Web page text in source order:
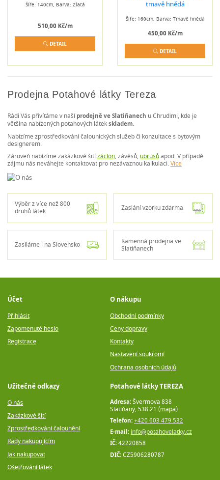
Šíře: 140cm, Barva: Zlatá
510,00 Kč/m
DETAIL
Šíře: 160cm, Barva: Tmavě hnědá
450,00 Kč/m
DETAIL
Prodejna Potahové látky Tereza
Rádi Vás přivítáme v naší prodejně ve Slatiňanech u Chrudimi, kde je
většina nabízených potahových látek skladem.
Nabízíme zprostředkování čalounických služeb či konzultace s bytovým
designerem.
Zároveň nabízíme zakázkové šitízáclon, závěsů, ubrusůapod. V případě
zájmu nás neváhejte kontaktovat pro nezávaznou kalkulaci.Více
Výběr z více než 800
druhů látek
Zaslání vzorku zdarma
Zasíláme i na Slovensko
Kamenná prodejna ve
Slatiňanech
Potahové látky TEREZA
Adresa: Švermova 838
Slatiňany, 538 21 (mapa)
Telefon: +420 603 479 532
E-mail: info@potahovelatky.cz
IČ: 42220858
DIČ: CZ5906280787
Účet
Přihlásit
Zapomenuté heslo
Registrace
O nákupu
Obchodní podmínky
Ceny dopravy
Kontakty
Nastavení soukromí
Ochrana osobních údajů
Užitečné odkazy
O nás
Zakázkové šití
Zprostředkování čalounění
Rady nakupujícím
Jak nakupovat
Ošetřování látek